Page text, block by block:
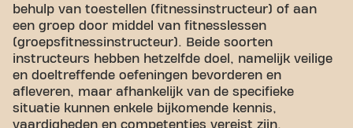
behulp van toestellen (fitnessinstructeur) of aan
een groep door middel van fitnesslessen
(groepsfitnessinstructeur). Beide soorten
instructeurs hebben hetzelfde doel, namelijk veilige
en doeltreffende oefeningen bevorderen en
afleveren, maar afhankelijk van de specifieke
situatie kunnen enkele bijkomende kennis,
vaardigheden en competenties vereist zijn.